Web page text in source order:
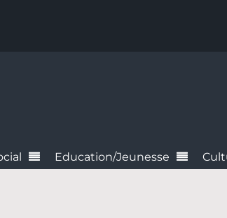
Education/Jeunesse